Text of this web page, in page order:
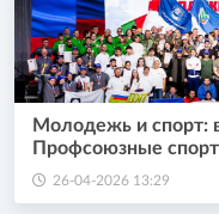
Молодежь и спорт:
Профсоюзные
26-04-2026 13:29